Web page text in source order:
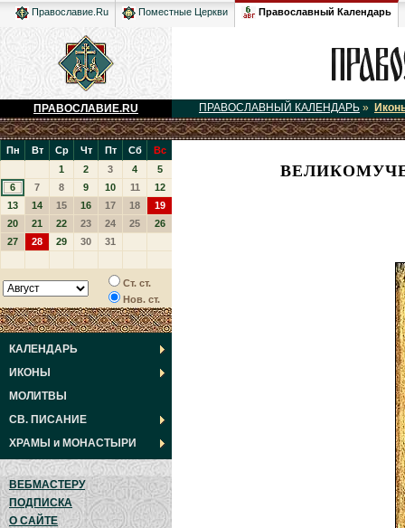
Православие.Ru Поместные Церкви Православный Календарь
ПРАВОСЛАВИЕ.RU ПРАВОСЛАВНЫЙ КАЛЕНДАРЬ »
Пн Вт Ср Чт Пт Сб
Вс
1
2 3 4
5
6
7 8 9 10 11
12
13
14 15 16 17 18
19
20
21 22 23 24 25
26
27
28 29 30 31
Ст. ст.
Нов. ст.
КАЛЕНДАРЬ
ИКОНЫ
МОЛИТВЫ
СВ. ПИСАНИЕ
ХРАМЫ и МОНАСТЫРИ
ВЕБМАСТЕРУ
ПОДПИСКА
О САЙТЕ